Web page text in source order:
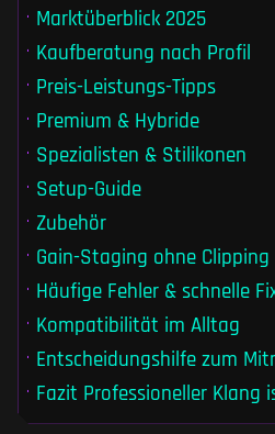
Marktüberblick 2025
Kaufberatung nach Profil
Preis-Leistungs-Tipps
Premium & Hybride
Spezialisten & Stilikonen
Setup-Guide
Zubehör
Gain-Staging ohne Clipping
Häufige Fehler & schnelle
Kompatibilität im Alltag
Entscheidungshilfe zum
Fazit Professioneller Klang